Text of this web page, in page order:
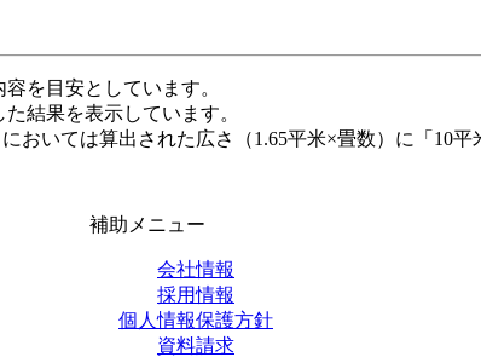
を目安としています。
結果を表示しています。
いては算出された広さ（1.65平米×畳数）に「10平
補助メニュー
会社情報
採用情報
個人情報保護方針
資料請求